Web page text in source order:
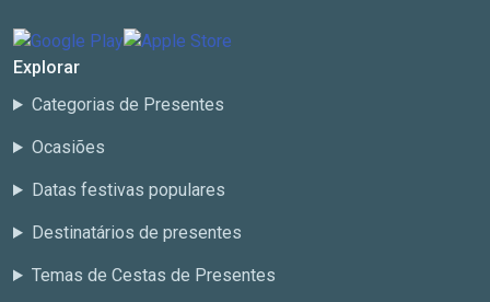
Explorar
Categorias de Presentes
Ocasiões
Datas festivas populares
Destinatários de presentes
Temas de Cestas de Presentes